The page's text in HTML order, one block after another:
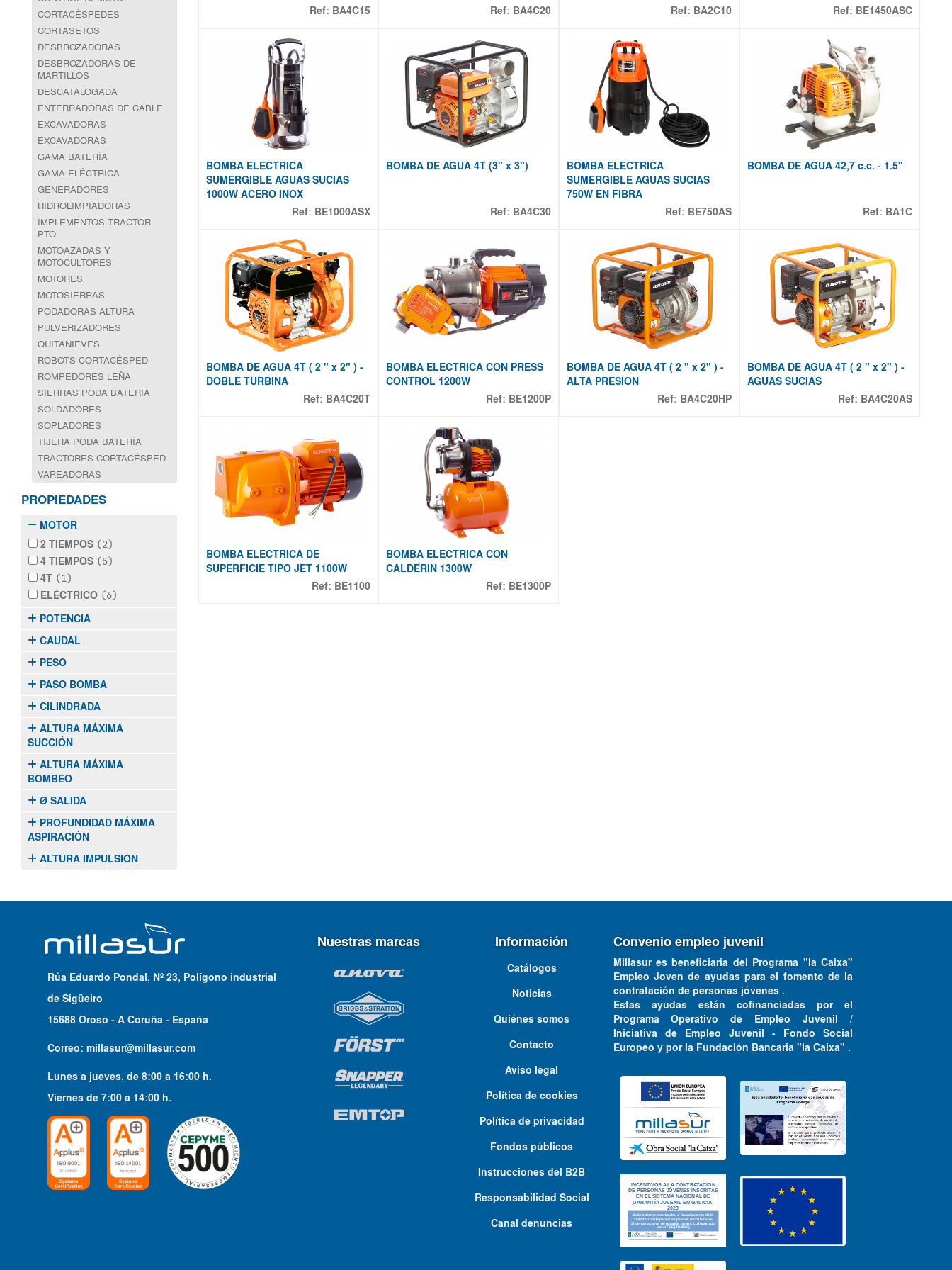
CORTACÉSPEDES
CORTASETOS
DESBROZADORAS
DESBROZADORAS DE
MARTILLOS
DESCATALOGADA
ENTERRADORAS DE CABLE
EXCAVADORAS
EXCAVADORAS
GAMA BATERÍA
GAMA ELÉCTRICA
GENERADORES
HIDROLIMPIADORAS
IMPLEMENTOS TRACTOR
PTO
MOTOAZADAS Y
MOTOCULTORES
MOTORES
MOTOSIERRAS
PODADORAS ALTURA
PULVERIZADORES
QUITANIEVES
ROBOTS CORTACÉSPED
ROMPEDORES LEÑA
SIERRAS PODA BATERÍA
SOLDADORES
SOPLADORES
TIJERA PODA BATERÍA
TRACTORES CORTACÉSPED
VAREADORAS
PROPIEDADES
MOTOR
2 TIEMPOS (2)
4 TIEMPOS (5)
4T (1)
ELÉCTRICO (6)
POTENCIA
CAUDAL
PESO
PASO BOMBA
CILINDRADA
ALTURA MÁXIMA
SUCCIÓN
ALTURA MÁXIMA
BOMBEO
Ø SALIDA
PROFUNDIDAD MÁXIMA
ASPIRACIÓN
ALTURA IMPULSIÓN
Ref: BA4C15 Ref: BA4C20 Ref: BA2C10
Ref: BE1450ASC
BOMBA ELECTRICA
SUMERGIBLE AGUAS SUCIAS
1000W ACERO INOX
Ref: BE1000ASX
BOMBA DE AGUA 4T (3" x 3")
Ref: BA4C30
BOMBA ELECTRICA
SUMERGIBLE AGUAS SUCIAS
750W EN FIBRA
Ref: BE750AS
BOMBA DE AGUA 42,7 c.c. - 1.5"
Ref: BA1C
BOMBA DE AGUA 4T ( 2 " x 2" ) -
DOBLE TURBINA
Ref: BA4C20T
BOMBA ELECTRICA CON PRESS
CONTROL 1200W
Ref: BE1200P
BOMBA DE AGUA 4T ( 2 " x 2" ) -
ALTA PRESION
Ref: BA4C20HP
BOMBA DE AGUA 4T ( 2 " x 2" ) -
AGUAS SUCIAS
Ref: BA4C20AS
BOMBA ELECTRICA DE
SUPERFICIE TIPO JET 1100W
Ref: BE1100
BOMBA ELECTRICA CON
CALDERIN 1300W
Ref: BE1300P
Rúa Eduardo Pondal, Nº 23, Polígono industrial
de Sigüeiro
15688 Oroso - A Coruña - España
Correo:millasur@millasur.com
Lunes a jueves, de8:00 a 16:00 h.
Viernes de7:00 a 14:00 h.
Nuestras marcas Información
Catálogos
Noticias
Quiénes somos
Contacto
Aviso legal
Política de cookies
Política de privacidad
Fondos públicos
Instrucciones del B2B
Responsabilidad Social
Canal denuncias
Convenio empleo juvenil
Millasur es beneficiaria del Programa "la Caixa"
Empleo Joven de ayudas para el fomento de la
contratación de personas jóvenes .
Estas ayudas están cofinanciadas por el
Programa Operativo de Empleo Juvenil /
Iniciativa de Empleo Juvenil - Fondo Social
Europeo y por la Fundación Bancaria "la Caixa" .